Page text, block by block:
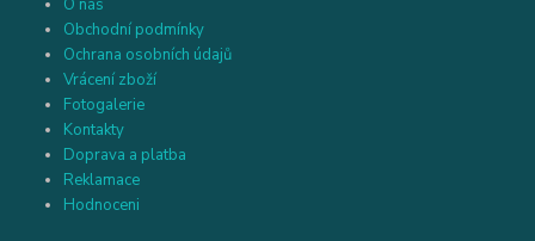
O nás
Obchodní podmínky
Ochrana osobních údajů
Vrácení zboží
Fotogalerie
Kontakty
Doprava a platba
Reklamace
Hodnoceni